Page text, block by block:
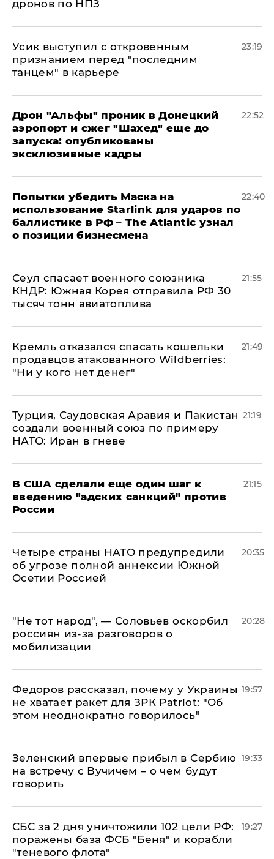
дронов по НПЗ
Усик выступил с откровенным
признанием перед "последним
танцем" в карьере
23:19
Дрон "Альфы" проник в Донецкий
аэропорт и сжег "Шахед" еще до
запуска: опубликованы
эксклюзивные кадры
22:52
Попытки убедить Маска на
использование Starlink для ударов по
баллистике в РФ – The Atlantic узнал
о позиции бизнесмена
22:40
​Сеул спасает военного союзника
КНДР: Южная Корея отправила РФ 30
тысяч тонн авиатоплива
21:55
Кремль отказался спасать кошельки
продавцов атакованного Wildberries:
"Ни у кого нет денег"
21:49
Турция, Саудовская Аравия и Пакистан
создали военный союз по примеру
НАТО: Иран в гневе
21:19
В США сделали еще один шаг к
введению "адских санкций" против
России
21:15
Четыре страны НАТО предупредили
об угрозе полной аннексии Южной
Осетии Россией
20:35
​"Не тот народ", — Соловьев оскорбил
россиян из-за разговоров о
мобилизации
20:28
Федоров рассказал, почему у Украины
не хватает ракет для ЗРК Patriot: "Об
этом неоднократно говорилось"
19:57
Зеленский впервые прибыл в Сербию
на встречу с Вучичем – о чем будут
говорить
19:33
СБС за 2 дня уничтожили 102 цели РФ:
поражены база ФСБ "Беня" и корабли
"теневого флота"
19:27